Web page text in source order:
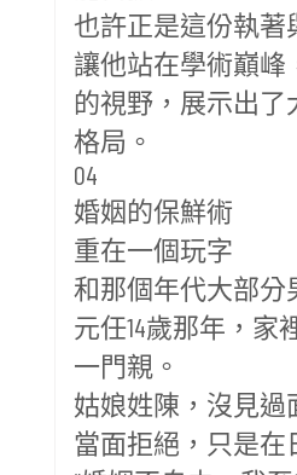
也許正是這份執著
讓他站在學術巔峰
的視野，展示出了
格局。
04
婚姻的保鮮術
重在一個玩字
和那個年代大部分
元任14歲那年，家
一門親。
姑娘姓陳，沒見過
當面拒絕，只是在